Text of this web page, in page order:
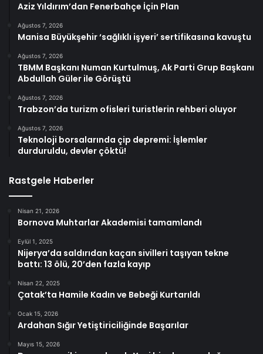
Aziz Yıldırım’dan Fenerbahçe İçin Plan
Ağustos 7, 2026
Manisa Büyükşehir ‘sağlıklı işyeri’ sertifikasına kavuştu
Ağustos 7, 2026
TBMM Başkanı Numan Kurtulmuş, Ak Parti Grup Başkanı
Abdullah Güler ile Görüştü
Ağustos 7, 2026
Trabzon’da turizm ofisleri turistlerin rehberi oluyor
Ağustos 7, 2026
Teknoloji borsalarında çip depremi: İşlemler
durduruldu, devler çöktü!
Rastgele Haberler
Nisan 21, 2026
Bornova Muhtarlar Akademisi tamamlandı
Eylül 1, 2025
Nijerya’da saldırıdan kaçan sivilleri taşıyan tekne
battı: 13 ölü, 20’den fazla kayıp
Nisan 22, 2025
Çatak’ta Hamile Kadın ve Bebeği Kurtarıldı
Ocak 15, 2026
Ardahan Sığır Yetiştiriciliğinde Başarılar
Mayıs 15, 2026